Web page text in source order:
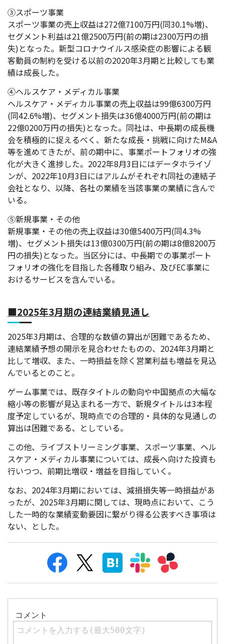
③スポーツ事業
スポーツ事業の売上収益は272億7100万円(同30.1%増)、
セグメント利益は21億2500万円(前の期は2300万円の損
失)となった。 新型コロナウイルス感染症の影響による観
客動員の制約を受ける以前の2020年3月期と比較しても業
績は成長した。
④ヘルスケア・メディカル事業
ヘルスケア・メディカル事業の売上収益は99億6300万円
(同42.6%増)、セグメント損失は36億4000万円(前の期は
22億0200万円の損失)となった。 同社は、中長期の成長機
会を積極的に捉えるべく、新たな成長・挑戦に向けたM&A
等を進めてきたが、前の期中に、事業ポートフォリオの強
化が大きく進捗した。2022年8月3日にはデータホライゾ
ンが、2022年10月3日にはアルムがそれぞれ同社の連結子
会社となり、以降、各社の業績を当該事業の業績に含んで
いる。
⑤新規事業・その他
新規事業・その他の売上収益は30億5400万円(同4.3%
増)、セグメント損失は13億0300万円(前の期は8億8200万
円の損失)となった。 当区分には、中長期での事業ポート
フォリオの強化を目指した各種取り組み、及びEC事業に
おけるサービスを含んでいる。
■2025年3月期の連結業績見通し
2025年3月期は、合理的な数値の算出が困難であるため、
連結業績予想の開示を見合わせたものの、2024年3月期と
比して増収、また、一時損益を除く営業利益も増益を見込
んでいるとのこと。
ゲーム事業では、既存タイトルの動向や中国拠点の大幅な
縮小等の影響が見込まれる一方で、新規タイトルは3本程
度予定しているが、現時点での合理的・具体的な見通しの
算出は困難である、としている。
この他、ライブストリーミング事業、スポーツ事業、ヘル
スケア・メディカル事業については、成長へ向けた投資も
行いつつ、前期比増収・増益を目指していく。
なお、2024年3月期においては、減損損失等一時損益があ
ったが、2025年3月期に関しては、現時点において、こう
した一時的な業績変動要因に繋がり得る公表すべき事項は
ない、とした。